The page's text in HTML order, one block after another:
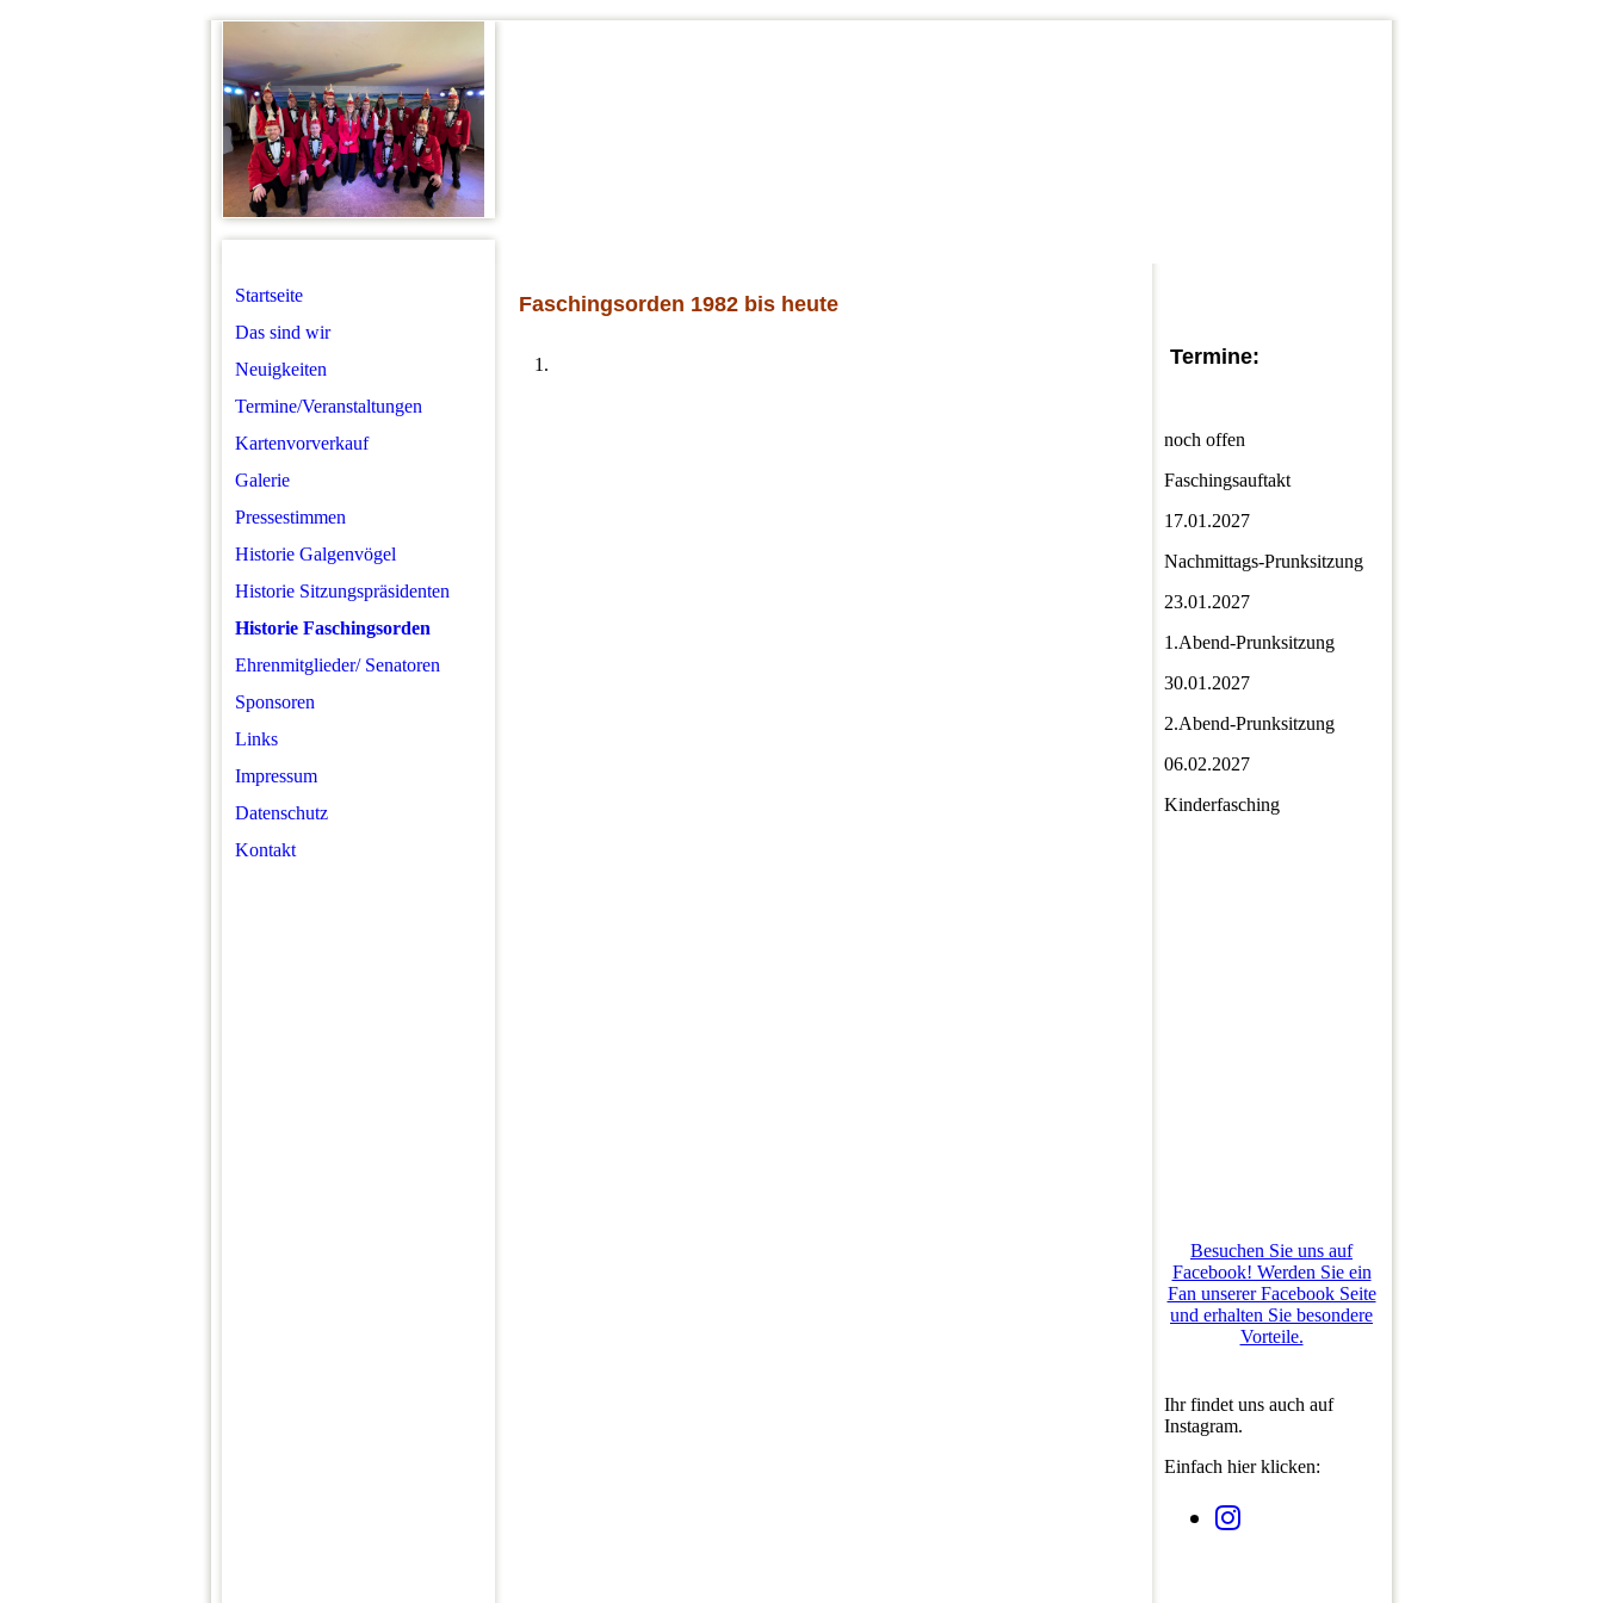
Startseite
Das sind wir
Neuigkeiten
Termine/Veranstaltungen
Kartenvorverkauf
Galerie
Pressestimmen
Historie Galgenvögel
Historie Sitzungspräsidenten
Historie Faschingsorden
Ehrenmitglieder/ Senatoren
Sponsoren
Links
Impressum
Datenschutz
Kontakt
Faschingsorden 1982 bis heute
Termine:
noch offen
Faschingsauftakt
17.01.2027
Nachmittags-Prunksitzung
23.01.2027
1.Abend-Prunksitzung
30.01.2027
2.Abend-Prunksitzung
06.02.2027
Kinderfasching
Besuchen Sie uns auf
Facebook! Werden Sie ein
Fan unserer Facebook Seite
und erhalten Sie besondere
Vorteile.
Ihr findet uns auch auf
Instagram.
Einfach hier klicken: